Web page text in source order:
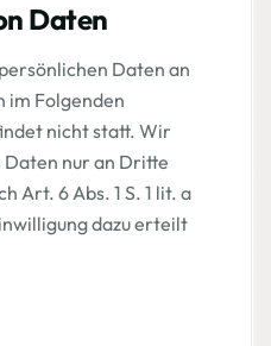
Daten
Daten an
im Folgenden
nicht statt. Wir
nur an Dritte
Art. 6 Abs. 1 S. 1 lit. a
dazu erteilt